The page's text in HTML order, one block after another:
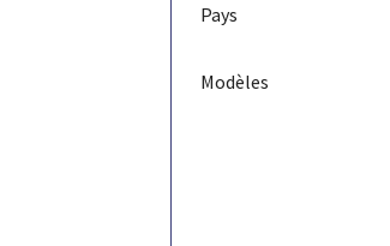
Pays
Modèles